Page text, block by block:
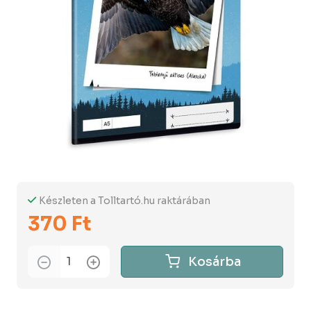
Készleten a Tolltartó.hu raktárában
370 Ft
Kosárba